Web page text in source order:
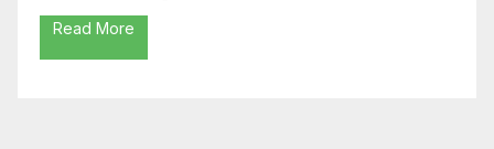
Read More